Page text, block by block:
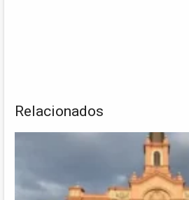
Relacionados